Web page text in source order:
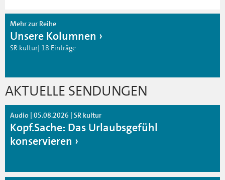
Mehr zur Reihe
Unsere Kolumnen
SR kultur| 18 Einträge
AKTUELLE SENDUNGEN
Audio | 05.08.2026 | SR kultur
Kopf.Sache: Das Urlaubsgefühl
konservieren